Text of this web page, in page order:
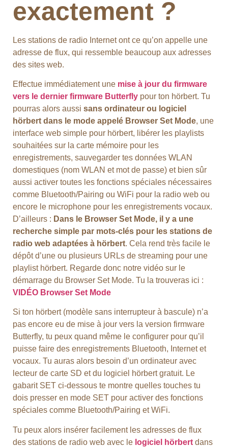
exactement ?
Les stations de radio Internet ont ce qu’on appelle une
adresse de flux, qui ressemble beaucoup aux adresses
des sites web.
Effectue immédiatement une mise à jour du firmware
vers le dernier firmware Butterfly pour ton hörbert. Tu
pourras alors aussi sans ordinateur ou logiciel
hörbert dans le mode appelé Browser Set Mode, une
interface web simple pour hörbert, libérer les playlists
souhaitées sur la carte mémoire pour les
enregistrements, sauvegarder tes données WLAN
domestiques (nom WLAN et mot de passe) et bien sûr
aussi activer toutes les fonctions spéciales nécessaires
comme Bluetooth/Pairing ou WiFi pour la radio web ou
encore le microphone pour les enregistrements vocaux.
D’ailleurs : Dans le Browser Set Mode, il y a une
recherche simple par mots-clés pour les stations de
radio web adaptées à hörbert. Cela rend très facile le
dépôt d’une ou plusieurs URLs de streaming pour une
playlist hörbert. Regarde donc notre vidéo sur le
démarrage du Browser Set Mode. Tu la trouveras ici :
VIDÉO Browser Set Mode
Si ton hörbert (modèle sans interrupteur à bascule) n’a
pas encore eu de mise à jour vers la version firmware
Butterfly, tu peux quand même le configurer pour qu’il
puisse faire des enregistrements Bluetooth, Internet et
vocaux. Tu auras alors besoin d’un ordinateur avec
lecteur de carte SD et du logiciel hörbert gratuit. Le
gabarit SET ci-dessous te montre quelles touches tu
dois presser en mode SET pour activer des fonctions
spéciales comme Bluetooth/Pairing et WiFi.
Tu peux alors insérer facilement les adresses de flux
des stations de radio web avec le logiciel hörbert dans